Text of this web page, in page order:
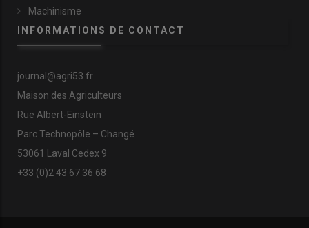
Machinisme
INFORMATIONS DE CONTACT
journal@agri53.fr
Maison des Agriculteurs
Rue Albert-Einstein
Parc Technopôle – Changé
53061 Laval Cedex 9
+33 (0)2 43 67 36 68